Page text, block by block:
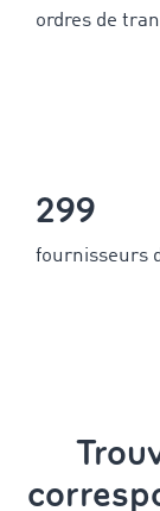
ordres de
299
fournisseurs